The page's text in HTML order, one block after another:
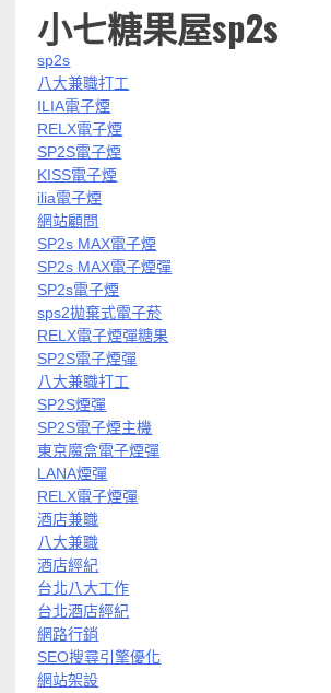
小七糖果屋sp2s
sp2s
八大兼職打工
ILIA電子煙
RELX電子煙
SP2S電子煙
KISS電子煙
ilia電子煙
網站顧問
SP2s MAX電子煙
SP2s MAX電子煙彈
SP2s電子煙
sps2拋棄式電子菸
RELX電子煙彈糖果
SP2S電子煙彈
八大兼職打工
SP2S煙彈
SP2S電子煙主機
東京魔盒電子煙彈
LANA煙彈
RELX電子煙彈
酒店兼職
八大兼職
酒店經紀
台北八大工作
台北酒店經紀
網路行銷
SEO搜尋引擎優化
網站架設